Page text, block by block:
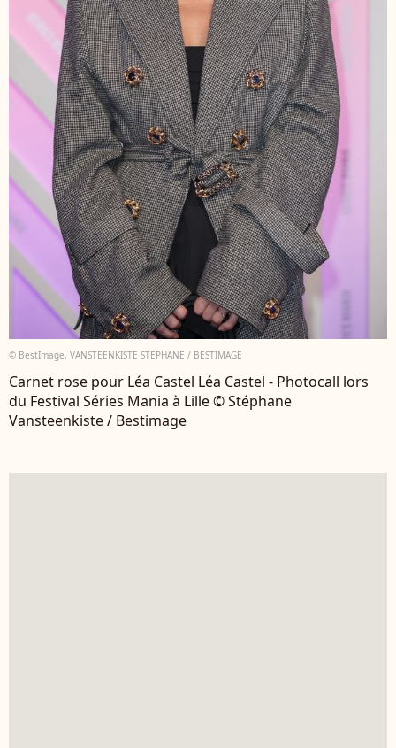
© BestImage, VANSTEENKISTE STEPHANE / BESTIMAGE
Carnet rose pour Léa Castel Léa Castel - Photocall lors
du Festival Séries Mania à Lille © Stéphane
Vansteenkiste / Bestimage